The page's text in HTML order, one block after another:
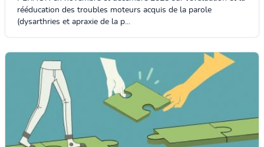
rééducation des troubles moteurs acquis de la parole
(dysarthries et apraxie de la p...